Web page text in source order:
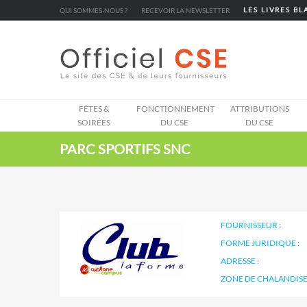
QUI SOMMES-NOUS ? RECEVOIR LA NEWSLETTER LES LIVRES
FÊTES &
SOIRÉES
FONCTIONNEMENT
DU CSE
ATTRIBUTIONS
DU CSE
PARC SPORTIFS SNC
FOURNISSEUR :
FORME JURIDIQUE :
ADRESSE :
ZONE DE
Cookies management panel